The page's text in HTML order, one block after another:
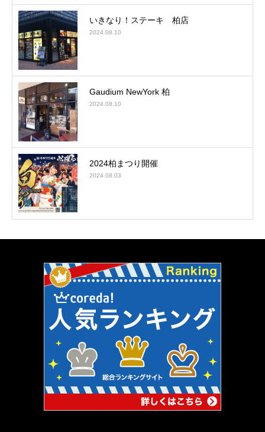
いきなり！ステーキ 柏店
2024.08.10
Gaudium NewYork 柏
2024.08.10
2024柏まつり開催
2024.08.03